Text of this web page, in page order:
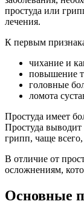
простуда или
лечения.
К первым
чихание и
повышение
головные
ломота
Простуда имеет
Простуда выводит
грипп, чаще всего,
В отличие от
осложнениям,
Основные